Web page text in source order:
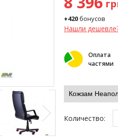
+420бонусов
Нашли
Оплата
частями
Количество: